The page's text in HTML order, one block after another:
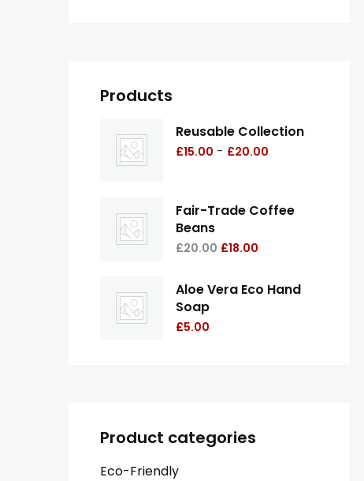
Products
Reusable Collection
£15.00 - £20.00
Fair-Trade Coffee
Beans
£20.00 £18.00
Aloe Vera Eco Hand
Soap
£5.00
Product categories
Eco-Friendly